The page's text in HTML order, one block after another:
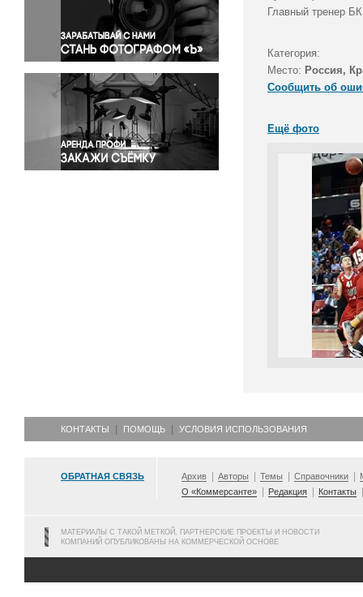
Правосудие
Происшествия и конфликты
Религия
Светская жизнь
Спорт
Экология
Экономика и бизнес
Главный тренер
Категория:
Место: Россия,
Сообщить об
Ещё фото
КОНТАКТЫ ПОМОЩЬ УСЛОВИЯ ИСПОЛЬЗОВАНИЯ
ОБРАТНАЯ СВЯЗЬ Архив Авторы Темы Справочники
О «Коммерсанте»
Редакция Контакты
МАТЕРИАЛЫ С ТАКОЙ МЕТКОЙ, ПАРТНЕРСКИЕ ПРОЕКТЫ И НОВОСТИ
КОМПАНИЙ ОПУБЛИКОВАНЫ НА КОММЕРЧЕСКОЙ ОСНОВЕ